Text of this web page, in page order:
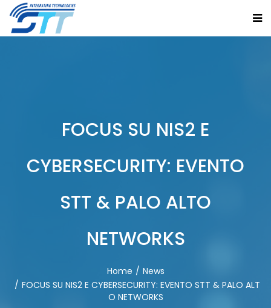
FOCUS SU NIS2 E
CYBERSECURITY: EVENTO
STT & PALO ALTO
NETWORKS
Home
News
FOCUS SU NIS2 E CYBERSECURITY: EVENTO STT & PALO ALT
O NETWORKS